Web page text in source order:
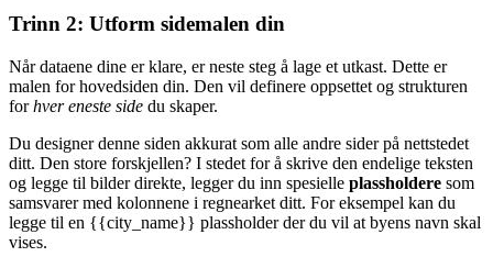
Trinn 2: Utform sidemalen din
Når dataene dine er klare, er neste steg å lage et utkast. Dette er
malen for hovedsiden din. Den vil definere oppsettet og strukturen
forhver eneste side du skaper.
Du designer denne siden akkurat som alle andre sider på nettstedet
ditt. Den store forskjellen? I stedet for å skrive den endelige teksten
og legge til bilder direkte, legger du inn spesielle plassholdere som
samsvarer med kolonnene i regnearket ditt. For eksempel kan du
legge til en {{city_name}} plassholder der du vil at byens navn skal
vises.